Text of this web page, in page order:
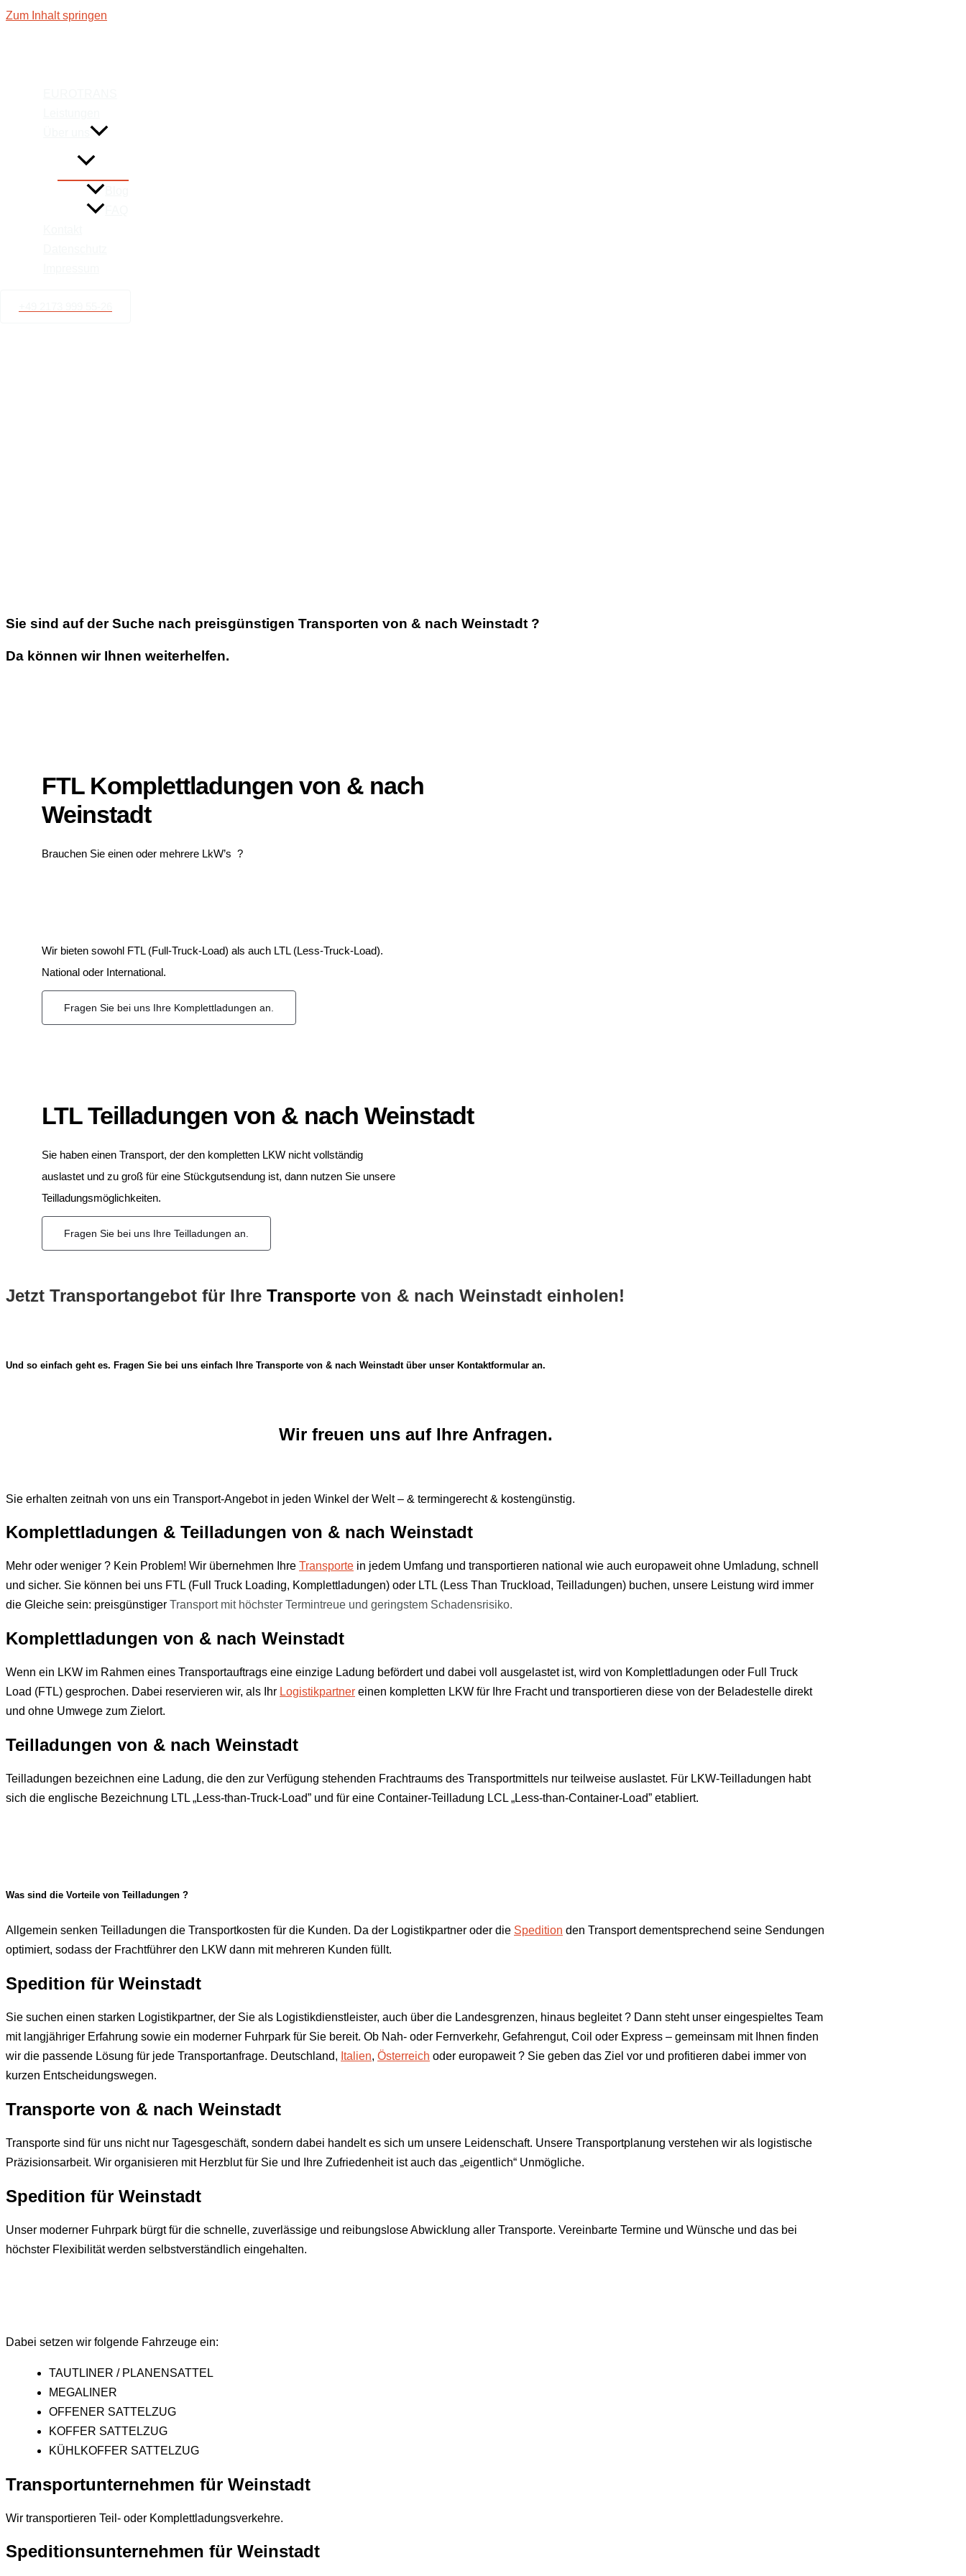
Zum Inhalt springen
für Transporte von & nach
Sie sind auf der Suche nach preisgünstigen Transporten von & nach Weinstadt ?
Da können wir Ihnen weiterhelfen.
FTL Komplettladungen von & nach
Weinstadt
Brauchen Sie einen oder mehrere LkW’s ?
Wir bieten sowohl FTL (Full-Truck-Load) als auch LTL (Less-Truck-Load).
National oder International.
Fragen Sie bei uns Ihre Komplettladungen an.
LTL Teilladungen von & nach Weinstadt
Sie haben einen Transport, der den kompletten LKW nicht vollständig
auslastet und zu groß für eine Stückgutsendung ist, dann nutzen Sie unsere
Teilladungsmöglichkeiten.
Fragen Sie bei uns Ihre Teilladungen an.
Jetzt Transportangebot für Ihre Transporte von & nach Weinstadt einholen!
Und so einfach geht es. Fragen Sie bei uns einfach Ihre Transporte von & nach Weinstadt über unser Kontaktformular an.
Wir freuen uns auf Ihre Anfragen.
Sie erhalten zeitnah von uns ein Transport-Angebot in jeden Winkel der Welt – & termingerecht & kostengünstig.
Komplettladungen & Teilladungen von & nach Weinstadt
Mehr oder weniger ? Kein Problem! Wir übernehmen Ihre Transporte in jedem Umfang und transportieren national wie auch europaweit ohne Umladung, schnell
und sicher. Sie können bei uns FTL (Full Truck Loading, Komplettladungen) oder LTL (Less Than Truckload, Teilladungen) buchen, unsere Leistung wird immer
die Gleiche sein: preisgünstiger Transport mit höchster Termintreue und geringstem Schadensrisiko.
Komplettladungen von & nach Weinstadt
Wenn ein LKW im Rahmen eines Transportauftrags eine einzige Ladung befördert und dabei voll ausgelastet ist, wird von Komplettladungen oder Full Truck
Load (FTL) gesprochen. Dabei reservieren wir, als Ihr Logistikpartner einen kompletten LKW für Ihre Fracht und transportieren diese von der Beladestelle direkt
und ohne Umwege zum Zielort.
Teilladungen von & nach Weinstadt
Teilladungen bezeichnen eine Ladung, die den zur Verfügung stehenden Frachtraums des Transportmittels nur teilweise auslastet. Für LKW-Teilladungen habt
sich die englische Bezeichnung LTL „Less-than-Truck-Load” und für eine Container-Teilladung LCL „Less-than-Container-Load” etabliert.
Was sind die Vorteile von Teilladungen ?
Allgemein senken Teilladungen die Transportkosten für die Kunden. Da der Logistikpartner oder die Spedition den Transport dementsprechend seine Sendungen
optimiert, sodass der Frachtführer den LKW dann mit mehreren Kunden füllt.
Spedition für Weinstadt
Sie suchen einen starken Logistikpartner, der Sie als Logistikdienstleister, auch über die Landesgrenzen, hinaus begleitet ? Dann steht unser eingespieltes Team
mit langjähriger Erfahrung sowie ein moderner Fuhrpark für Sie bereit. Ob Nah- oder Fernverkehr, Gefahrengut, Coil oder Express – gemeinsam mit Ihnen finden
wir die passende Lösung für jede Transportanfrage. Deutschland, Italien, Österreich oder europaweit ? Sie geben das Ziel vor und profitieren dabei immer von
kurzen Entscheidungswegen.
Transporte von & nach Weinstadt
Transporte sind für uns nicht nur Tagesgeschäft, sondern dabei handelt es sich um unsere Leidenschaft. Unsere Transportplanung verstehen wir als logistische
Präzisionsarbeit. Wir organisieren mit Herzblut für Sie und Ihre Zufriedenheit ist auch das „eigentlich“ Unmögliche.
Spedition für Weinstadt
Unser moderner Fuhrpark bürgt für die schnelle, zuverlässige und reibungslose Abwicklung aller Transporte. Vereinbarte Termine und Wünsche und das bei
höchster Flexibilität werden selbstverständlich eingehalten.
Dabei setzen wir folgende Fahrzeuge ein:
TAUTLINER / PLANENSATTEL
MEGALINER
OFFENER SATTELZUG
KOFFER SATTELZUG
KÜHLKOFFER SATTELZUG
Transportunternehmen für Weinstadt
Wir transportieren Teil- oder Komplettladungsverkehre.
Speditionsunternehmen für Weinstadt